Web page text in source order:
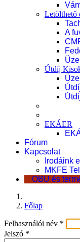
Letölthető
A
Útdíj
EKÁER
Fórum
Kapcsolat
Irodáink
MKFE
OBU és
Főlap
Felhasználói név *
Jelszó *